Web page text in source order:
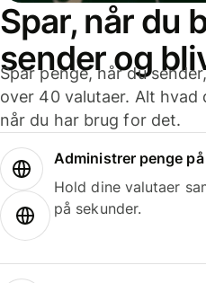
Spar, når du
sender og
Spar penge, når du
over 40 valutaer. Alt hvad
når du har brug for det.
Administrer penge
Hold dine valutaer
på sekunder.